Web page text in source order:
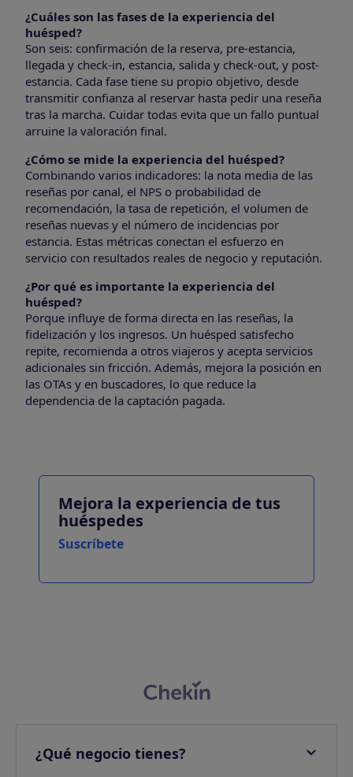
¿Cuáles son las fases de la experiencia del
huésped?
Son seis: confirmación de la reserva, pre-estancia,
llegada y check-in, estancia, salida y check-out, y post-
estancia. Cada fase tiene su propio objetivo, desde
transmitir confianza al reservar hasta pedir una reseña
tras la marcha. Cuidar todas evita que un fallo puntual
arruine la valoración final.
¿Cómo se mide la experiencia del huésped?
Combinando varios indicadores: la nota media de las
reseñas por canal, el NPS o probabilidad de
recomendación, la tasa de repetición, el volumen de
reseñas nuevas y el número de incidencias por
estancia. Estas métricas conectan el esfuerzo en
servicio con resultados reales de negocio y reputación.
¿Por qué es importante la experiencia del
huésped?
Porque influye de forma directa en las reseñas, la
fidelización y los ingresos. Un huésped satisfecho
repite, recomienda a otros viajeros y acepta servicios
adicionales sin fricción. Además, mejora la posición en
las OTAs y en buscadores, lo que reduce la
dependencia de la captación pagada.
Mejora la experiencia de tus
huéspedes
Suscríbete
¿Qué negocio tienes?